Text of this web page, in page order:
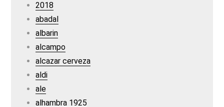
2018
abadal
albarin
alcampo
alcazar cerveza
aldi
ale
alhambra 1925